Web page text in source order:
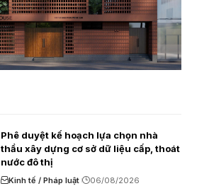
Phê duyệt kế hoạch lựa chọn nhà
thầu xây dựng cơ sở dữ liệu cấp, thoát
nước đô thị
Kinh tế / Pháp luật 06/08/2026